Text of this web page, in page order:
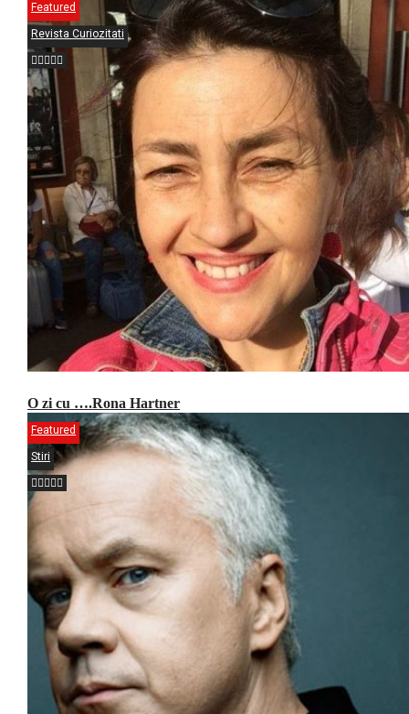
Featured
Revista Curiozitati
O zi cu ….Rona Hartner
Featured
Stiri